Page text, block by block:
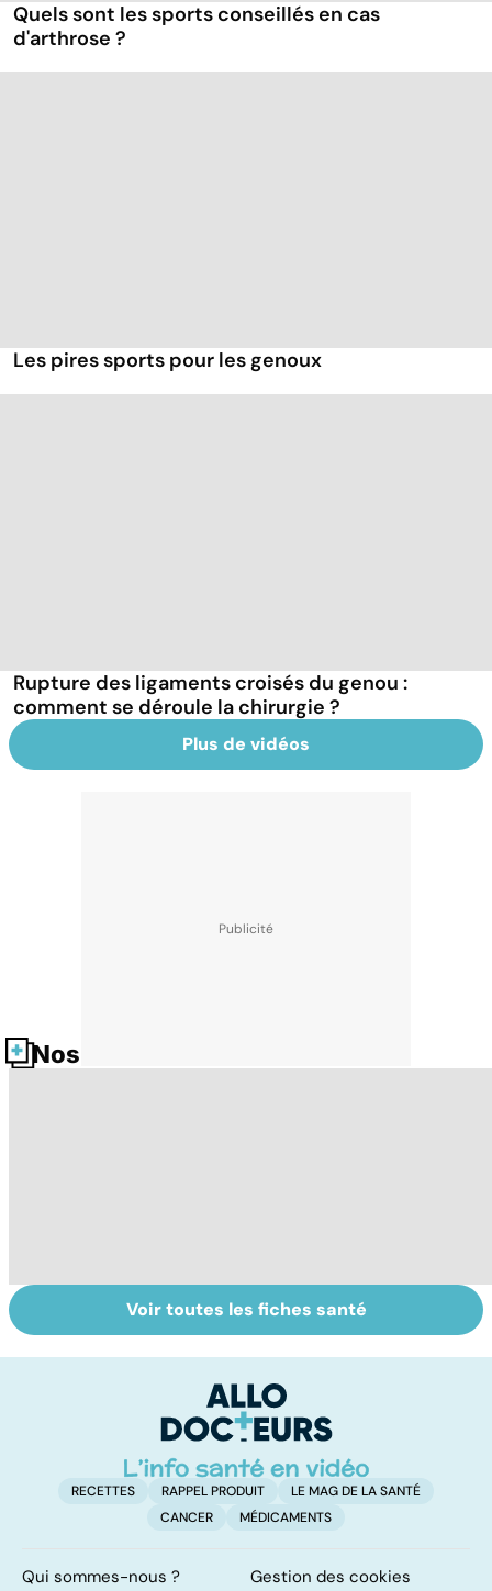
Quels sont les sports conseillés en cas
d'arthrose ?
Les pires sports pour les genoux
Rupture des ligaments croisés du genou :
comment se déroule la chirurgie ?
Plus de vidéos
Nos fiches santé
Arthrose du
genou : de
Tout savoir sur
les infections
Voir toutes les fiches santé
RECETTES RAPPEL PRODUIT
LE MAG DE LA SANTÉ
CANCER
MÉDICAMENTS
Qui sommes-nous ? Gestion des cookies